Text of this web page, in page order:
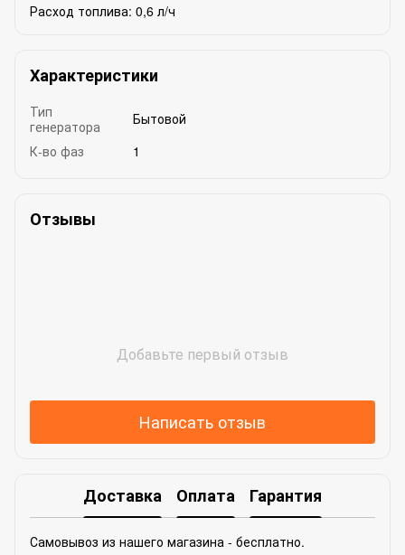
Расход топлива: 0,6 л/ч
Характеристики
Тип
генератора
Бытовой
К-во фаз
1
Отзывы
Добавьте первый отзыв
Написать отзыв
Доставка Оплата Гарантия
Самовывоз из нашего магазина - бесплатно.